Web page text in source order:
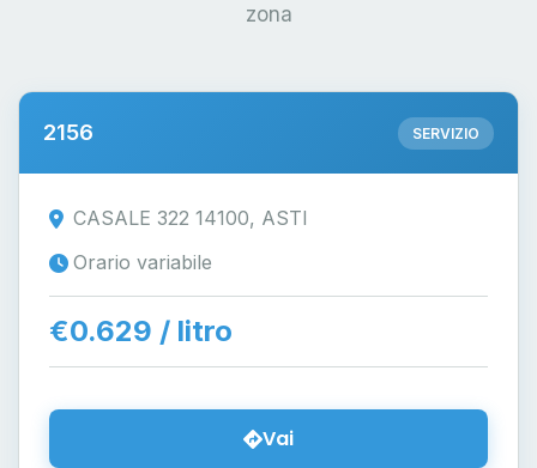
zona
2156 SERVIZIO
CASALE 322 14100, ASTI
Orario variabile
€0.629 / litro
Vai